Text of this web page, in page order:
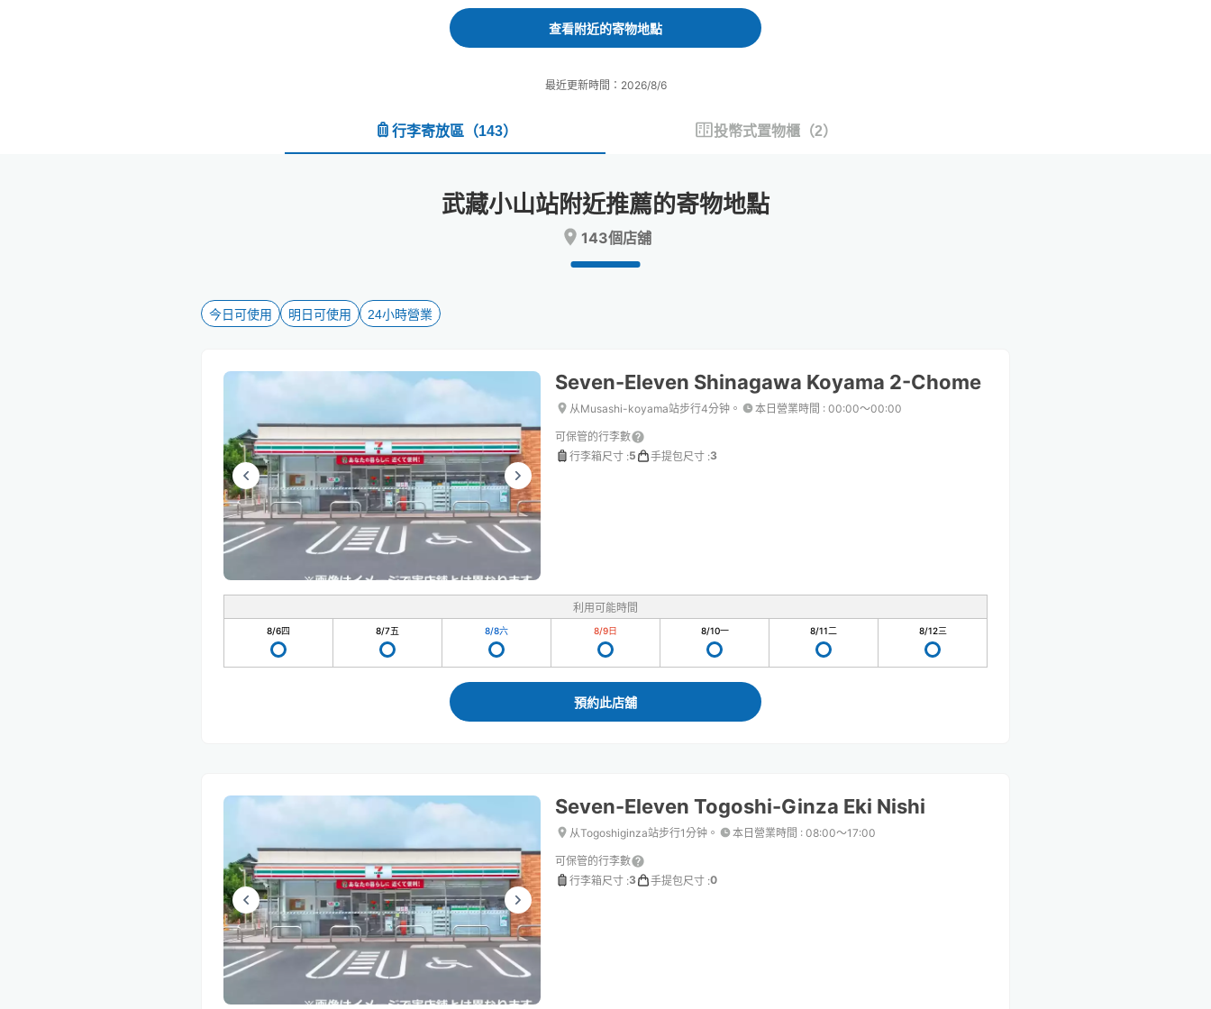
forward
to
the
calendar
select
the
changing
dates.
backward
interact
select
the
changing
dates.
查看附近的寄物地點
最近更新時間：2026/8/6
行李寄放區 （143） 投幣式置物櫃 （2）
武藏小山站附近推薦的寄物地點
143個店舖
今日可使用 明日可使用 24小時營業
Seven-Eleven Shinagawa Koyama 2-Chome
从Musashi-koyama站步行4分钟。 本日營業時間 : 00:00〜00:00
可保管的行李數
行李箱尺寸 :5 手提包尺寸 :3
利用可能時間
8/6四 8/7五 8/8六 8/9日 8/10一 8/11二 8/12三
預約此店舖
Seven-Eleven Togoshi-Ginza Eki Nishi
从Togoshiginza站步行1分钟。 本日營業時間 : 08:00〜17:00
可保管的行李數
行李箱尺寸 :3 手提包尺寸 :0